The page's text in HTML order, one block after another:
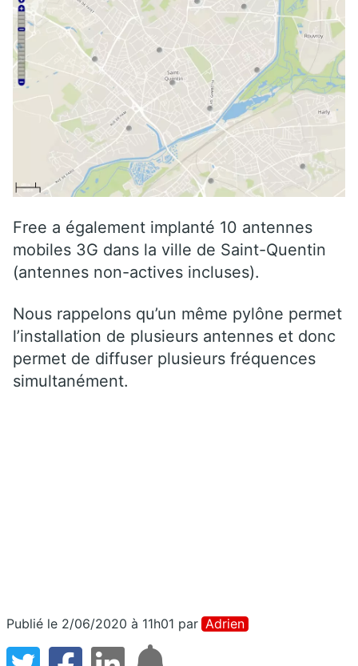
Free a également implanté 10 antennes
mobiles 3G dans la ville de Saint-Quentin
(antennes non-actives incluses).
Nous rappelons qu’un même pylône permet
l’installation de plusieurs antennes et donc
permet de diffuser plusieurs fréquences
simultanément.
Publié le 2/06/2020 à 11h01 par Adrien